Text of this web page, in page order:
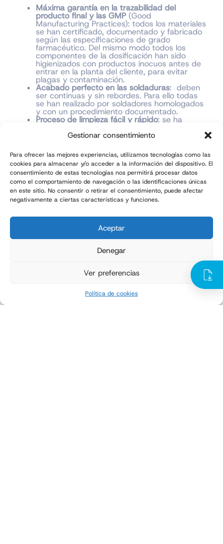
Gestionar consentimiento
Para ofrecer las mejores experiencias, utilizamos tecnologías como las
cookies para almacenar y/o acceder a la información del dispositivo. El
consentimiento de estas tecnologías nos permitirá procesar datos
como el comportamiento de navegación o las identificaciones únicas
en este sitio. No consentir o retirar el consentimiento, puede afectar
negativamente a ciertas características y funciones.
Aceptar
Denegar
Ver preferencias
Política de cookies
Máxima garantía en la trazabilidad del
producto final y las GMP(Good
Manufacturing Practices): todos los materiales
se han certificado, documentado y fabricado
según las especificaciones de grado
farmacéutico. Del mismo modo todos los
componentes de la dosificación han sido
higienizados con productos inocuos antes de
entrar en la planta del cliente, para evitar
plagas y contaminación.
Acabado perfecto en las soldaduras: deben
ser continuas y sin rebordes. Para ello todas
se han realizado por soldadores homologados
y con un procedimiento documentado.
Proceso de limpieza fácil y rápido: se ha
Éste permite, por un lado, vaciar el sinfín al
en una bandeja de recogida que corre
solidaria al sinfín; por otro lado, facilita el
proceso de limpieza a los operarios, tanto por
accesibilidad como por facilidad de uso,
siendo manejable sin herramientas.
Dosificación estanca y controlada: se ha
adaptado la boca de ensacado, con una
obturación, y se han colocado
estratégicamente puntos de aspiración y
Impedir la disgregación del producto antes
: se ha aplicado un deflector que
modifica la disposición final del material en la
Todo el sistema de dosificación ha sido
fabricado cumpliendo la normativa ATEX –